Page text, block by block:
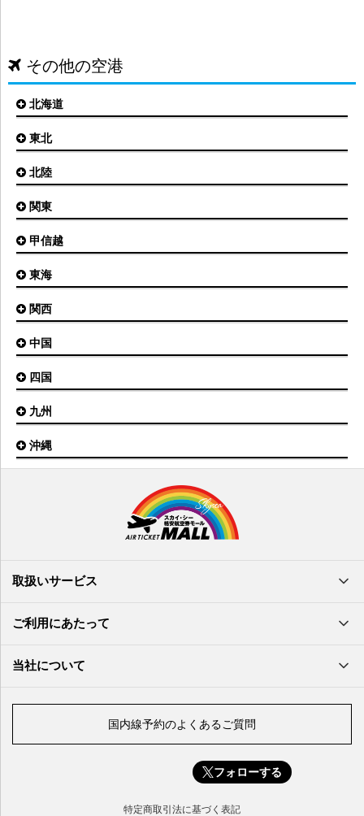
その他の空港
北海道
札幌(新千歳)空港
旭川空港
オホーツク紋別空港
釧路空港
稚内空港
とかち帯広空港
根室中標津空港
奥尻空港
利尻空港
東北
仙台空港
青森空港
三沢空港
福島空港
大館能代空港
庄内空港
山形空港
北陸
小松空港
能登空港
関東
東京(羽田)空港
茨城空港
八丈島空港
甲信越
新潟空港
東海
名古屋(中部)空港
静岡空港
関西
大阪(伊丹)空港
神戸空港
南紀白浜空港
但馬空港
中国
広島空港
山口宇部空港
出雲空港
米子空港
四国
松山空港
徳島空港
九州
福岡空港
鹿児島空港
北九州空港
奄美大島空港
徳之島空港
喜界島空港
沖縄
南大東空港
多良間空港
取扱いサービス
ご利用にあたって
当社について
国内線予約のよくあるご質問
フォローする
特定商取引法に基づく表記